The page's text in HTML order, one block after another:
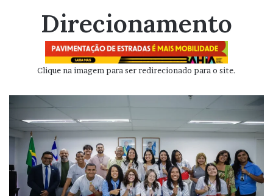
Direcionamento
Clique na imagem para ser redirecionado para o site.